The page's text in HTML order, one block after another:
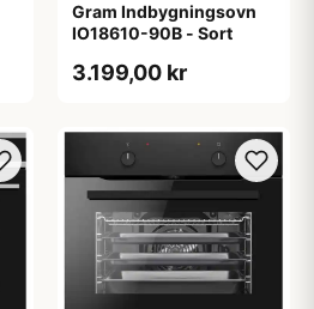
Gram Indbygningsovn
IO18610-90B - Sort
3.199,00 kr